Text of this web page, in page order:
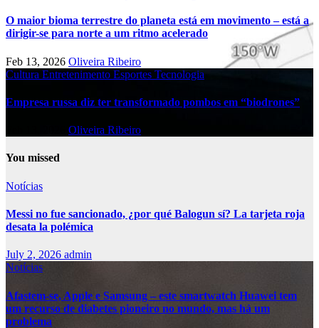
O maior bioma terrestre do planeta está em movimento – está a
dirigir-se para norte a um ritmo acelerado
Feb 13, 2026 Oliveira Ribeiro
Cultura Entretenimento Esportes Tecnologia
Empresa russa diz ter transformado pombos em “biodrones”
Oliveira Ribeiro
You missed
Notícias
Messi no fue sancionado, ¿por qué Balogun sí? La tarjeta roja
desata la polémica
July 2, 2026 admin
Notícias
Afastem-se, Apple e Samsung – este smartwatch Huawei tem
um recurso de diabetes pioneiro no mundo, mas há um
problema